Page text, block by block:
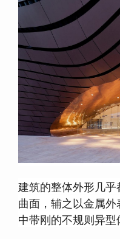
建筑的整体外形几
曲面，辅之以金属
中带刚的不规则异型